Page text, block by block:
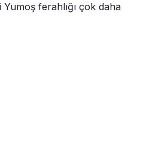
ferahlığı çok daha